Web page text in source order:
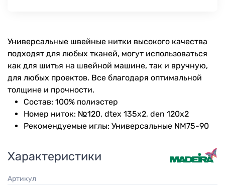
Универсальные швейные нитки высокого качества
подходят для любых тканей, могут использоваться
как для шитья на швейной машине, так и вручную,
для любых проектов. Все благодаря оптимальной
толщине и прочности.
Состав: 100% полиэстер
Номер ниток: №120, dtex 135x2, den 120x2
Рекомендуемые иглы: Универсальные NM75-90
Характеристики
Артикул